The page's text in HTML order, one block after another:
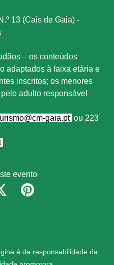
13 (Cais de Gaia) -
– os conteúdos
adaptados à faixa etária e
inscritos; os menores
adulto responsável
gaia.pt ou 223
evento
é da responsabilidade da